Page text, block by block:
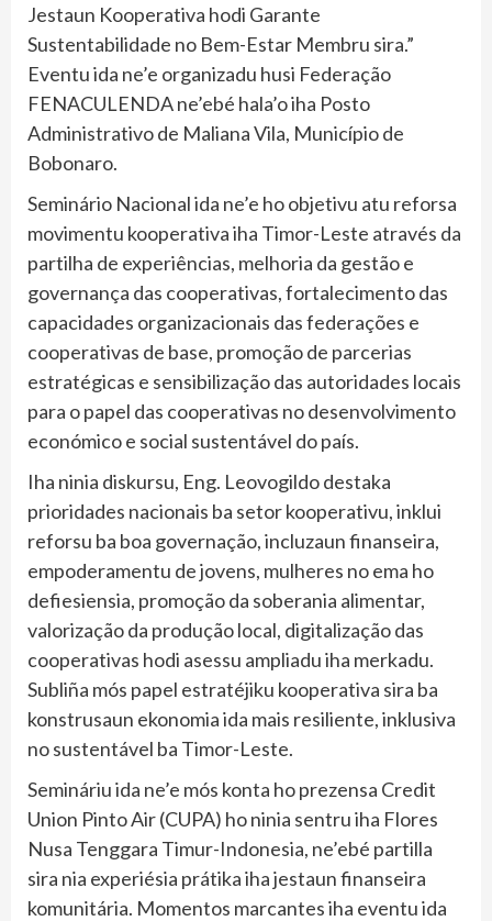
Jestaun Kooperativa hodi Garante
Sustentabilidade no Bem-Estar Membru sira.”
Eventu ida ne’e organizadu husi Federação
FENACULENDA ne’ebé hala’o iha Posto
Administrativo de Maliana Vila, Município de
Bobonaro.
Seminário Nacional ida ne’e ho objetivu atu reforsa
movimentu kooperativa iha Timor-Leste através da
partilha de experiências, melhoria da gestão e
governança das cooperativas, fortalecimento das
capacidades organizacionais das federações e
cooperativas de base, promoção de parcerias
estratégicas e sensibilização das autoridades locais
para o papel das cooperativas no desenvolvimento
económico e social sustentável do país.
Iha ninia diskursu, Eng. Leovogildo destaka
prioridades nacionais ba setor kooperativu, inklui
reforsu ba boa governação, incluzaun finanseira,
empoderamentu de jovens, mulheres no ema ho
defiesiensia, promoção da soberania alimentar,
valorização da produção local, digitalização das
cooperativas hodi asessu ampliadu iha merkadu.
Subliña mós papel estratéjiku kooperativa sira ba
konstrusaun ekonomia ida mais resiliente, inklusiva
no sustentável ba Timor-Leste.
Semináriu ida ne’e mós konta ho prezensa Credit
Union Pinto Air (CUPA) ho ninia sentru iha Flores
Nusa Tenggara Timur-Indonesia, ne’ebé partilla
sira nia experiésia prátika iha jestaun finanseira
komunitária. Momentos marcantes iha eventu ida